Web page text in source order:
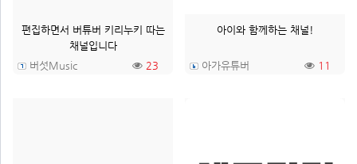
편집하면서 버튜버 키리누키 따는
채널입니다
버섯Music
23
아이와 함께하는 채널!
아가유튜버 11